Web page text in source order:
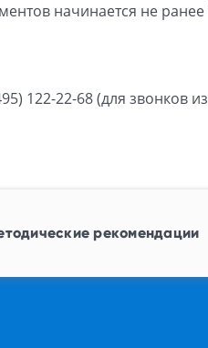
начинается не
122-22-68 (для звонков
рекомендации